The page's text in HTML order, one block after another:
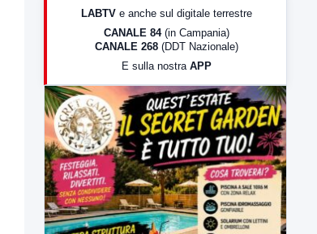
LabNews (Diretta)
23:00 LabNews (replica)
LABTV e anche sul digitale terrestre
CANALE 84 (in Campania)
CANALE 268 (DDT Nazionale)
E sulla nostra APP